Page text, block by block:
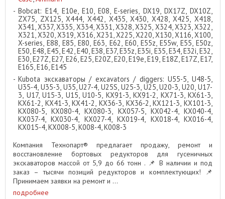
Bobcat: E14, E10e, E10, E08, E-series, DX19, DX17Z, DX10Z,
ZX75, ZX125, X444, X442, X435, X430, X428, X425, X418,
X341, X337, X335, X334, X331, X328, X325, X324, X323, X322,
X321, X320, X319, X316, X231, X225, X220, X130, X116, X100,
X-series, E88, E85, E80, E63, E62, E60, E55z, E55w, E55, E50z,
E50, E48, E45, E42, E40, E38, E37, E35z, E35i, E35, E34, E32i, E32,
E30, E27Z, E27, E26, E25, E20Z, E20, E19e, E19, E18Z, E17Z, E17,
E165, E16, E145
Kubota экскаваторы / excavators / diggers: U55-5, U48-5,
U35-4, U35-3, U35, U27-4, U25S, U25-3, U25, U20-3, U20, U17-
3, U17, U15-3, U15, U10-5, KX91-3, KX91-2, KX71-3, KX61-3,
KX61-2, KX41-3, KX41-2, KX36-3, KX36-2, KX121-3, KX101-3,
KX080-5, KX080-4, KX080-3, KX057-5, KX042-4, KX040-4,
KX037-4, KX030-4, KX027-4, KX019-4, KX018-4, KX016-4,
KX015-4, KX008-5, K008-4, K008-3
Компания Технопарт® предлагает продажу, ремонт и
восстановление бортовых редукторов для гусеничных
экскаваторов массой от 5,9 до 66 тонн . 📌 В наличии и под
заказ – тысячи позиций редукторов и комплектующих! 📌
Принимаем заявки на ремонт и ...
подробнее